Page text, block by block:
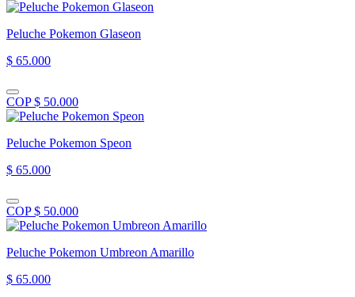
Peluche Pokemon Glaseon
$ 65.000
COP $ 50.000
Peluche Pokemon Speon
$ 65.000
COP $ 50.000
Peluche Pokemon Umbreon Amarillo
$ 65.000